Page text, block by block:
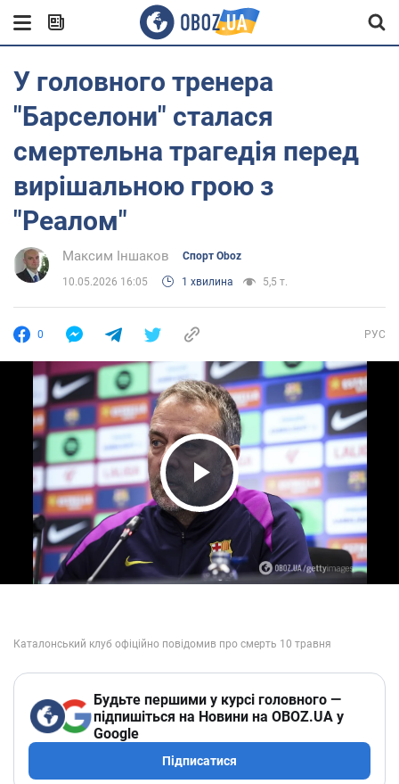
У головного тренера
"Барселони" сталася
смертельна трагедія перед
вирішальною грою з
"Реалом"
Максим Іншаков Спорт Oboz
10.05.2026 16:05 1 хвилина 5,5 т.
0 РУС
Play Video
Будьте першими у курсі головного —
підпишіться на Новини на OBOZ.UA у
Google
Підписатися